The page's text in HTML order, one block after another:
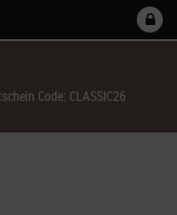
Code: CLASSIC26